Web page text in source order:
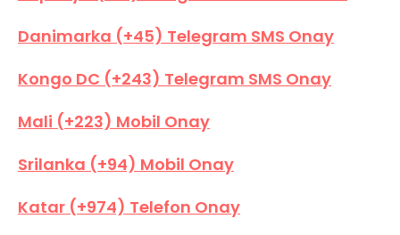
Danimarka (+45) Telegram SMS Onay
Kongo DC (+243) Telegram SMS Onay
Mali (+223) Mobil Onay
Srilanka (+94) Mobil Onay
Katar (+974) Telefon Onay